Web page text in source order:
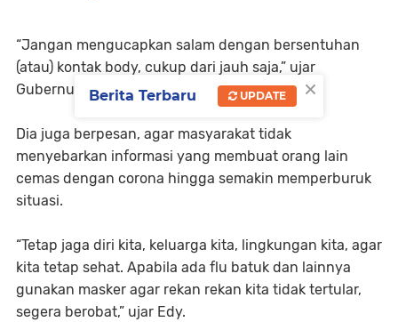
“Jangan mengucapkan salam dengan bersentuhan
(atau) kontak body, cukup dari jauh saja,” ujar
Gubernur Sumatera Utara itu.
Dia juga berpesan, agar masyarakat tidak
menyebarkan informasi yang membuat orang lain
cemas dengan corona hingga semakin memperburuk
situasi.
“Tetap jaga diri kita, keluarga kita, lingkungan kita, agar
kita tetap sehat. Apabila ada flu batuk dan lainnya
gunakan masker agar rekan rekan kita tidak tertular,
segera berobat,” ujar Edy.
×
Berita Terbaru UPDATE